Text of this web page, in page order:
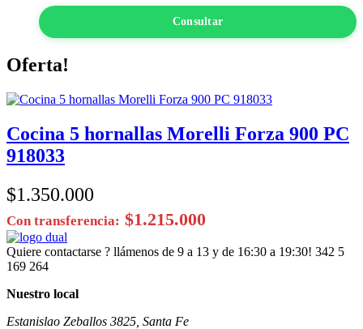
Consultar
Oferta!
Cocina 5 hornallas Morelli Forza 900 PC
918033
$1.350.000
Con transferencia: $1.215.000
Quiere contactarse ? llámenos de 9 a 13 y de 16:30 a 19:30! 342 5
169 264
Nuestro local
Estanislao Zeballos 3825, Santa Fe